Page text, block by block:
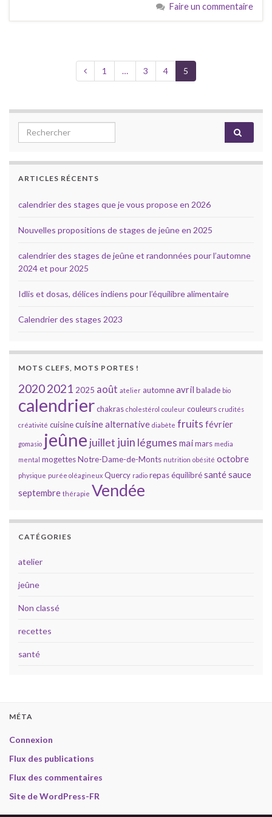
Faire un commentaire
1 … 3 4 5
Search for:
ARTICLES RÉCENTS
calendrier des stages que je vous propose en 2026
Nouvelles propositions de stages de jeûne en 2025
calendrier des stages de jeûne et randonnées pour l’automne
2024 et pour 2025
Idlis et dosas, délices indiens pour l’équilibre alimentaire
Calendrier des stages 2023
MOTS CLEFS, MOTS PORTES !
20202021 2025 août atelier automneavril balade bio
calendrierchakras cholestérol couleur couleurs crudités
créativité cuisinecuisine alternative diabète fruits février
gomasio jeûne juillet juin légumes maimars media
mental mogettesNotre-Dame-de-Monts nutrition obésité octobre
physique purée oléagineux Quercy radio repas équilibrésantésauce
septembre thérapie Vendée
CATÉGORIES
atelier
jeûne
Non classé
recettes
santé
MÉTA
Connexion
Flux des publications
Flux des commentaires
Site de WordPress-FR